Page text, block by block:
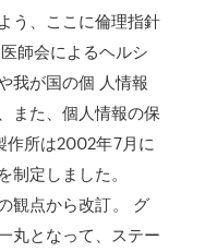
う、ここに倫理指針
師会によるヘルシ
我が国の個 人情報
また、個人情報の保
作所は2002年7月に
制定しました。
観点から改訂。 グ
丸となって、ステー